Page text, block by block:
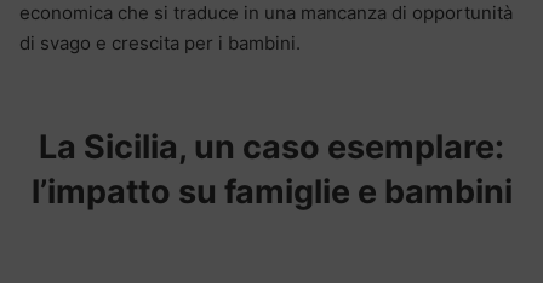
economica che si traduce in una mancanza di opportunità
di svago e crescita per i bambini.
La Sicilia, un caso esemplare:
l’impatto su famiglie e bambini